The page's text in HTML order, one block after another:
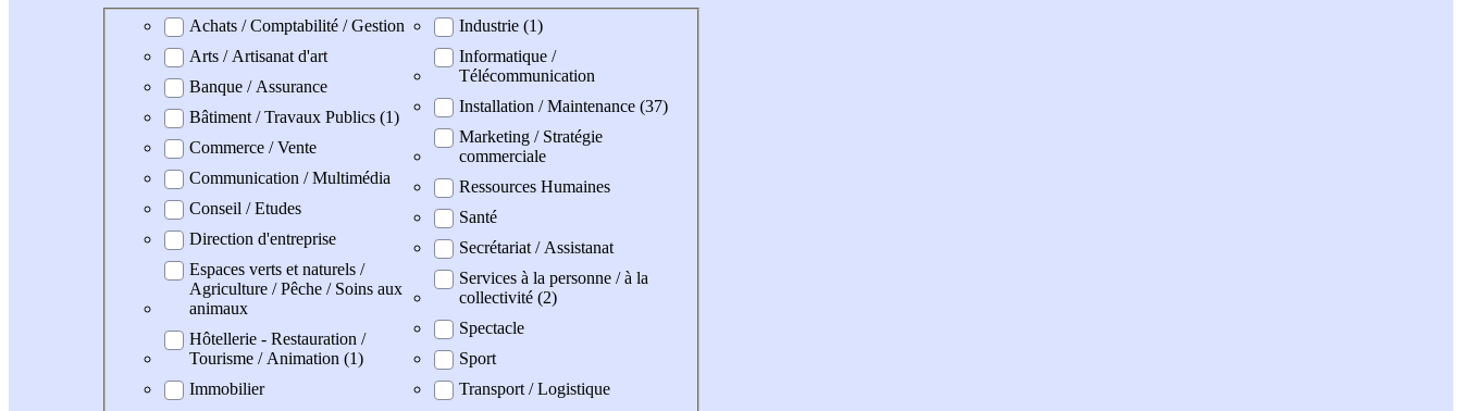
Domaine professionel
Achats / Comptabilité / Gestion
Arts / Artisanat d'art
Banque / Assurance
Bâtiment / Travaux Publics (1)
Commerce / Vente
Communication / Multimédia
Conseil / Etudes
Direction d'entreprise
Espaces verts et naturels /
Agriculture / Pêche / Soins aux
animaux
Hôtellerie - Restauration /
Tourisme / Animation (1)
Immobilier
Industrie (1)
Informatique /
Télécommunication
Installation / Maintenance (37)
Marketing / Stratégie
commerciale
Ressources Humaines
Santé
Secrétariat / Assistanat
Services à la personne / à la
collectivité (2)
Spectacle
Sport
Transport / Logistique